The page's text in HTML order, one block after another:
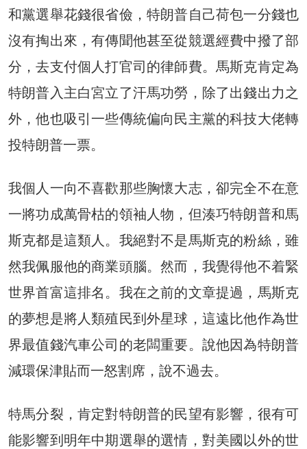
和黨選舉花錢很省儉，特朗普自己荷包一分錢也
沒有掏出來，有傳聞他甚至從競選經費中撥了部
分，去支付個人打官司的律師費。馬斯克肯定為
特朗普入主白宮立了汗馬功勞，除了出錢出力之
外，他也吸引一些傳統偏向民主黨的科技大佬轉
投特朗普一票。
我個人一向不喜歡那些胸懷大志，卻完全不在意
一將功成萬骨枯的領袖人物，但湊巧特朗普和馬
斯克都是這類人。我絕對不是馬斯克的粉絲，雖
然我佩服他的商業頭腦。然而，我覺得他不着緊
世界首富這排名。我在之前的文章提過，馬斯克
的夢想是將人類殖民到外星球，這遠比他作為世
界最值錢汽車公司的老闆重要。說他因為特朗普
減環保津貼而一怒割席，說不過去。
特馬分裂，肯定對特朗普的民望有影響，很有可
能影響到明年中期選舉的選情，對美國以外的世